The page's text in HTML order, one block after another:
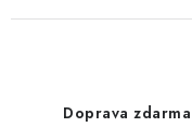
Doprava zdarma